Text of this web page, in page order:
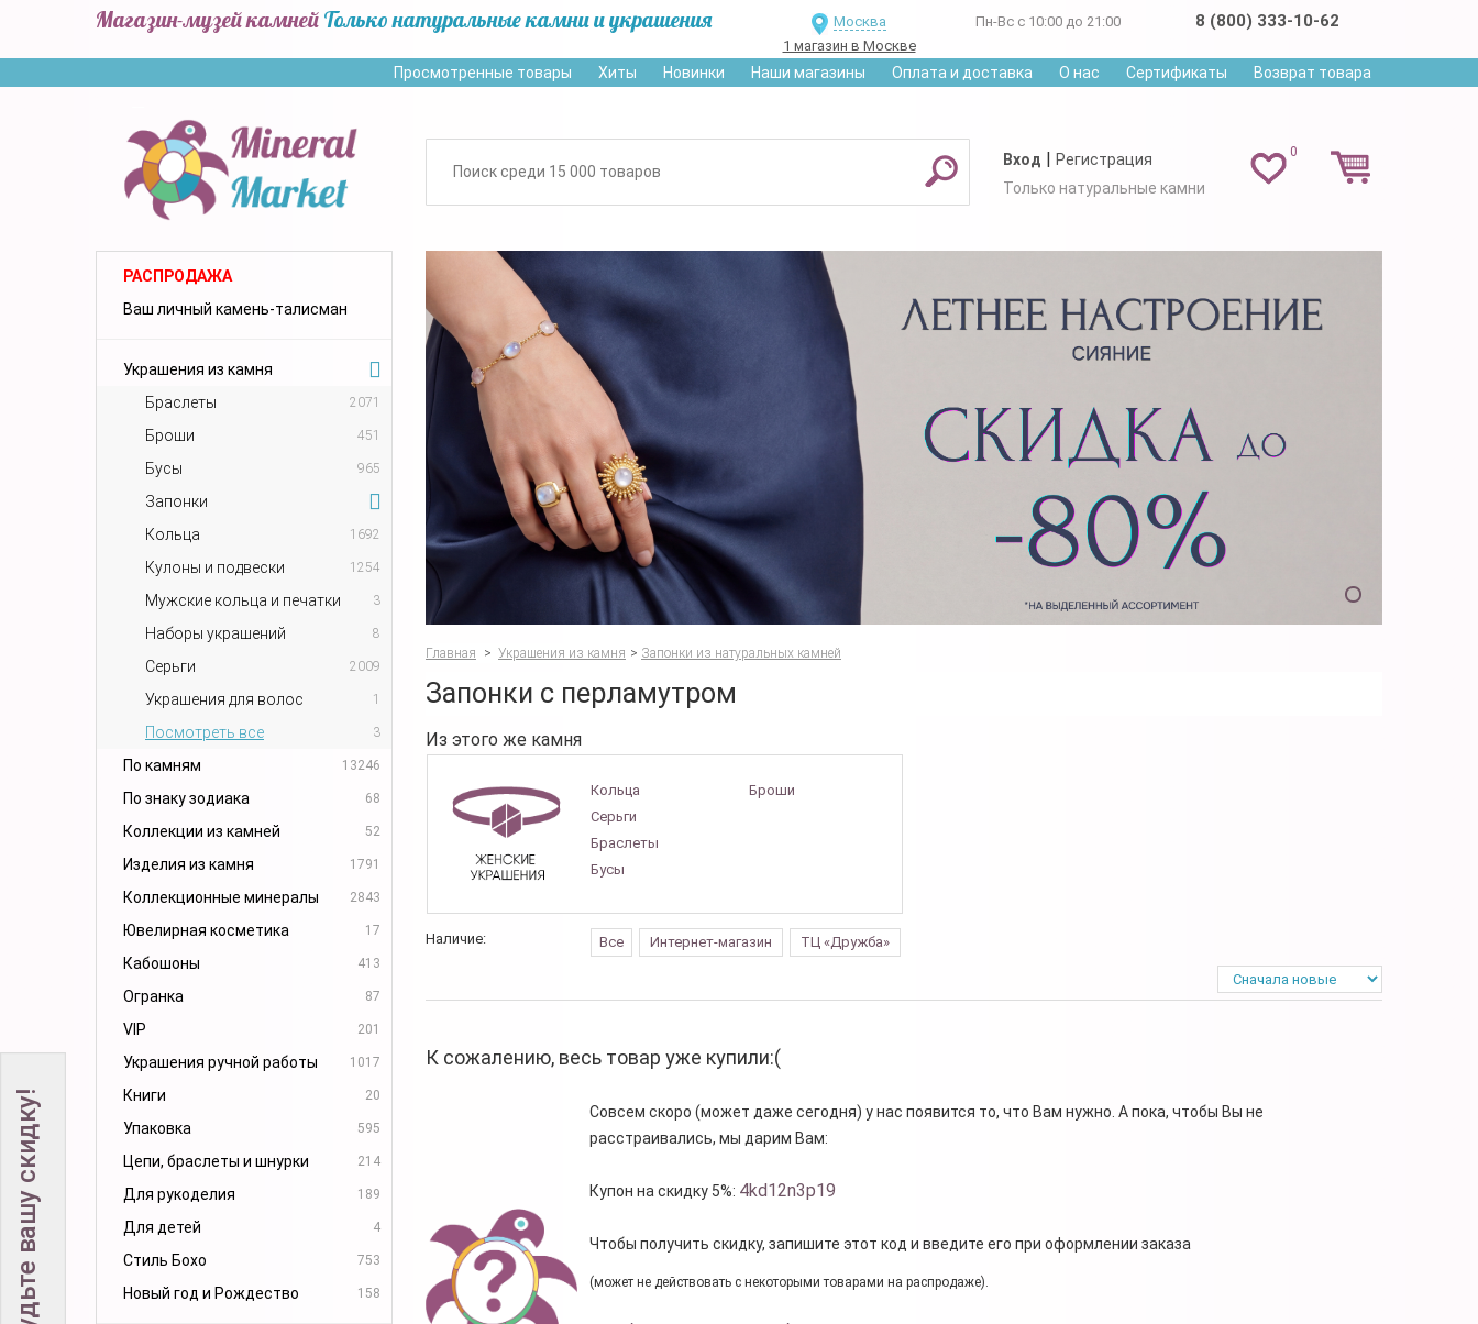
Магазин-музей камней Только натуральные камни и украшения
Москва
1 магазин в Москве
Пн-Вс с 10:00 до 21:00 8 (800) 333-10-62
Просмотренные товары Хиты Новинки Наши магазины Оплата и доставка О нас Сертификаты Возврат товара
0
Вход | Регистрация
Только натуральные камни
РАСПРОДАЖА
Ваш личный камень-талисман
Украшения из камня
Браслеты
2071
Броши 451
Бусы 965
Запонки
Кольца
1692
Кулоны и подвески 1254
Мужские кольца и печатки 3
Наборы украшений 8
Серьги 2009
Украшения для волос 1
Посмотреть все 3
По камням 13246
По знаку зодиака 68
Коллекции из камней 52
Изделия из камня 1791
Коллекционные минералы 2843
Ювелирная косметика 17
Кабошоны 413
Огранка 87
VIP 201
Украшения ручной работы 1017
Книги 20
Упаковка 595
Цепи, браслеты и шнурки 214
Для рукоделия 189
Для детей 4
Стиль Бохо 753
Новый год и Рождество 158
Главная > Украшения из камня > Запонки из натуральных камней
Запонки с перламутром
Из этого же камня
Кольца
Серьги
Браслеты
Бусы
Броши
Наличие: Все Интернет-магазин ТЦ «Дружба»
К сожалению, весь товар уже купили:(
Совсем скоро (может даже сегодня) у нас появится то, что Вам нужно. А пока, чтобы Вы не
расстраивались, мы дарим Вам:
Купон на скидку 5%: 4kd12n3p19
Чтобы получить скидку, запишите этот код и введите его при оформлении заказа
(может не действовать с некоторыми товарами на распродаже).
Не забудьте вашу скидку!